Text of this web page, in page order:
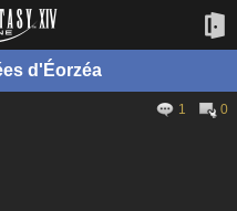
d'Éorzéa
1 0